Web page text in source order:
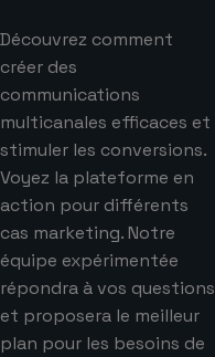
Découvrez comment
créer des
communications
multicanales efficaces et
stimuler les conversions.
Voyez la plateforme en
action pour différents
cas marketing. Notre
équipe expérimentée
répondra à vos questions
et proposera le meilleur
plan pour les besoins de